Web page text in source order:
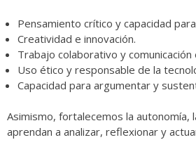
Pensamiento crítico y capacidad
Creatividad e innovación.
Trabajo colaborativo y comunicación
Uso ético y responsable de la
Capacidad para argumentar y
Asimismo, fortalecemos la autonomía,
aprendan a analizar, reflexionar y